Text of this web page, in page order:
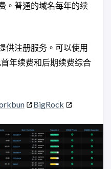
。普通的域名每年的续
供注册服务。可以使用
年续费和后期续费综合
BigRock